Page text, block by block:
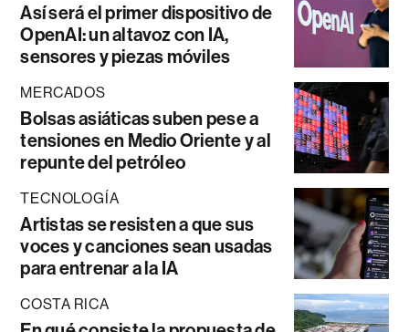
Así será el primer dispositivo de
OpenAI: un altavoz con IA,
sensores y piezas móviles
MERCADOS
Bolsas asiáticas suben pese a
tensiones en Medio Oriente y al
repunte del petróleo
TECNOLOGÍA
Artistas se resisten a que sus
voces y canciones sean usadas
para entrenar a la IA
COSTA RICA